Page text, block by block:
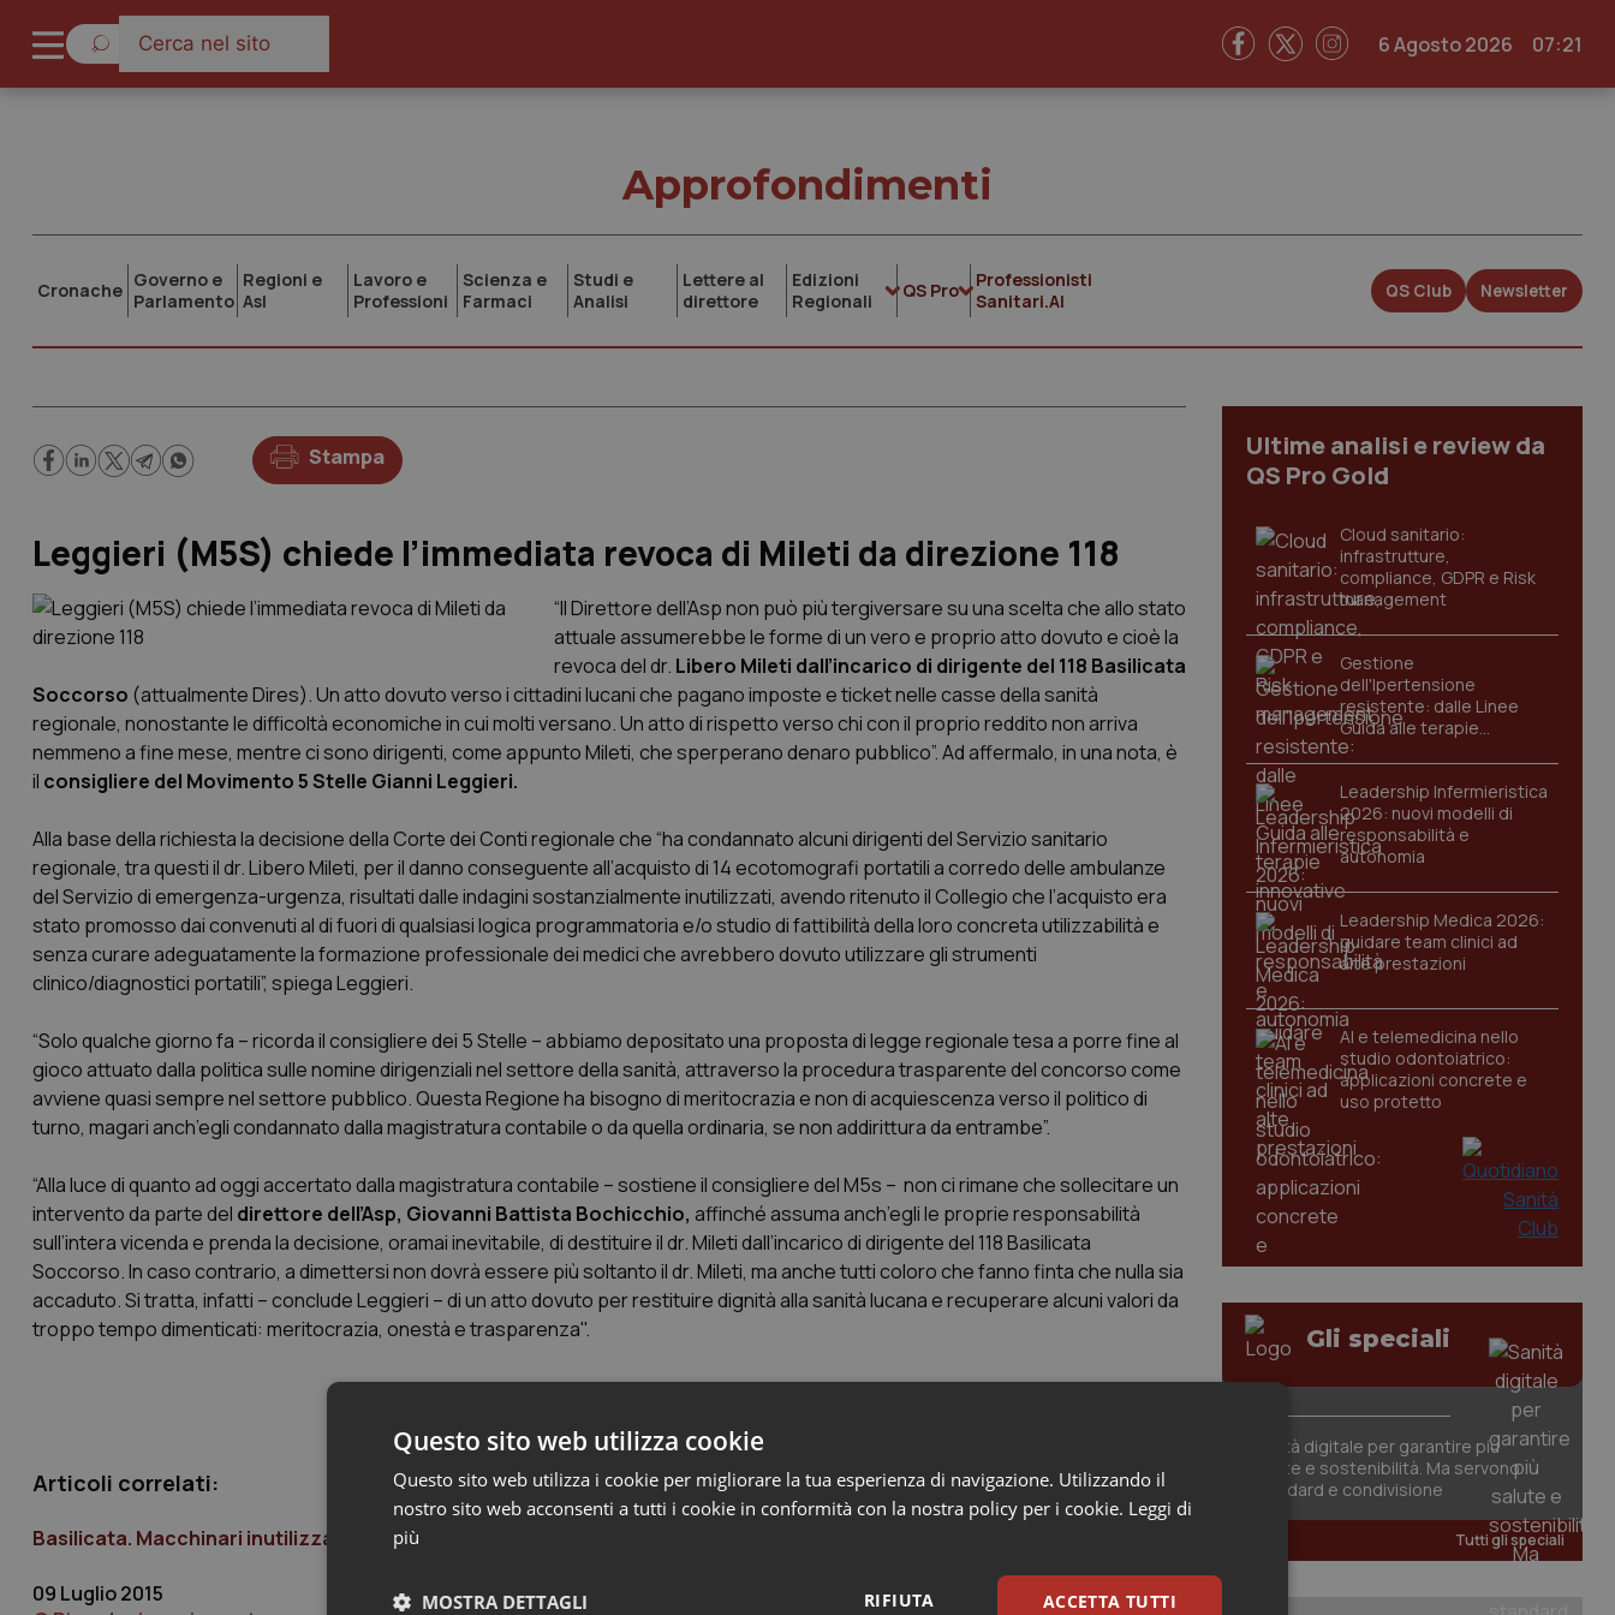
6 Agosto 2026 07:21
Approfondimenti
Cronache Governo e
Parlamento
Regioni e
Asl
Lavoro e
Professioni
Scienza e
Farmaci
Studi e
Analisi
Lettere al
direttore
Edizioni
Regionali
QS Pro
Professionisti
Sanitari.AI
QS Club Newsletter
Stampa
Leggieri (M5S) chiede l’immediata revoca di Mileti da direzione 118
“Il Direttore dell’Asp non può più tergiversare su una scelta che allo stato
attuale assumerebbe le forme di un vero e proprio atto dovuto e cioè la
revoca del dr. Libero Mileti dall’incarico di dirigente del 118 Basilicata
Soccorso (attualmente Dires). Un atto dovuto verso i cittadini lucani che pagano imposte e ticket nelle casse della sanità
regionale, nonostante le difficoltà economiche in cui molti versano. Un atto di rispetto verso chi con il proprio reddito non arriva
nemmeno a fine mese, mentre ci sono dirigenti, come appunto Mileti, che sperperano denaro pubblico”. Ad affermalo, in una nota, è
il consigliere del Movimento 5 Stelle Gianni Leggieri.
Alla base della richiesta la decisione della Corte dei Conti regionale che “ha condannato alcuni dirigenti del Servizio sanitario
regionale, tra questi il dr. Libero Mileti, per il danno conseguente all’acquisto di 14 ecotomografi portatili a corredo delle ambulanze
del Servizio di emergenza-urgenza, risultati dalle indagini sostanzialmente inutilizzati, avendo ritenuto il Collegio che l’acquisto era
stato promosso dai convenuti al di fuori di qualsiasi logica programmatoria e/o studio di fattibilità della loro concreta utilizzabilità e
senza curare adeguatamente la formazione professionale dei medici che avrebbero dovuto utilizzare gli strumenti
clinico/diagnostici portatili”, spiega Leggieri.
“Solo qualche giorno fa – ricorda il consigliere dei 5 Stelle – abbiamo depositato una proposta di legge regionale tesa a porre fine al
gioco attuato dalla politica sulle nomine dirigenziali nel settore della sanità, attraverso la procedura trasparente del concorso come
avviene quasi sempre nel settore pubblico. Questa Regione ha bisogno di meritocrazia e non di acquiescenza verso il politico di
turno, magari anch’egli condannato dalla magistratura contabile o da quella ordinaria, se non addirittura da entrambe”.
“Alla luce di quanto ad oggi accertato dalla magistratura contabile – sostiene il consigliere del M5s – non ci rimane che sollecitare un
intervento da parte del direttore dell’Asp, Giovanni Battista Bochicchio, affinché assuma anch’egli le proprie responsabilità
sull’intera vicenda e prenda la decisione, oramai inevitabile, di destituire il dr. Mileti dall’incarico di dirigente del 118 Basilicata
Soccorso. In caso contrario, a dimettersi non dovrà essere più soltanto il dr. Mileti, ma anche tutti coloro che fanno finta che nulla sia
accaduto. Si tratta, infatti – conclude Leggieri – di un atto dovuto per restituire dignità alla sanità lucana e recuperare alcuni valori da
troppo tempo dimenticati: meritocrazia, onestà e trasparenza".
Articoli correlati:
Basilicata. Macchinari inutilizzati, condannati 4 dirigenti. Dovranno pagare 150 mila euro di risarcimento
09 Luglio 2015
Ultime analisi e review da
QS Pro Gold
Cloud sanitario:
infrastrutture,
compliance, GDPR e Risk
management
Gestione
dell'Ipertensione
resistente: dalle Linee
Guida alle terapie
innovative
Leadership Infermieristica
2026: nuovi modelli di
responsabilità e
autonomia
Leadership Medica 2026:
guidare team clinici ad
alte prestazioni
AI e telemedicina nello
studio odontoiatrico:
applicazioni concrete e
uso protetto
Gli speciali
Sanità digitale per garantire più
salute e sostenibilità. Ma servono
standard e condivisione
Tutti gli speciali
Questo sito web utilizza cookie
Questo sito web utilizza i cookie per migliorare la tua esperienza di navigazione. Utilizzando il
nostro sito web acconsenti a tutti i cookie in conformità con la nostra policy per i cookie. Leggi di
più
ACCETTA TUTTI
RIFIUTA
MOSTRA DETTAGLI